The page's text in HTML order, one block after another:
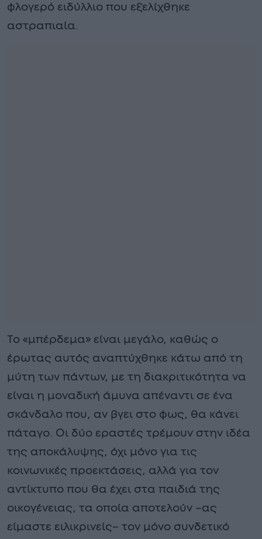
φλογερό ειδύλλιο που εξελίχθηκε
αστραπιαία.
Το «μπέρδεμα» είναι μεγάλο, καθώς ο
έρωτας αυτός αναπτύχθηκε κάτω από τη
μύτη των πάντων, με τη διακριτικότητα να
είναι η μοναδική άμυνα απέναντι σε ένα
σκάνδαλο που, αν βγει στο φως, θα κάνει
πάταγο. Οι δύο εραστές τρέμουν στην ιδέα
της αποκάλυψης, όχι μόνο για τις
κοινωνικές προεκτάσεις, αλλά για τον
αντίκτυπο που θα έχει στα παιδιά της
οικογένειας, τα οποία αποτελούν –ας
είμαστε ειλικρινείς– τον μόνο συνδετικό